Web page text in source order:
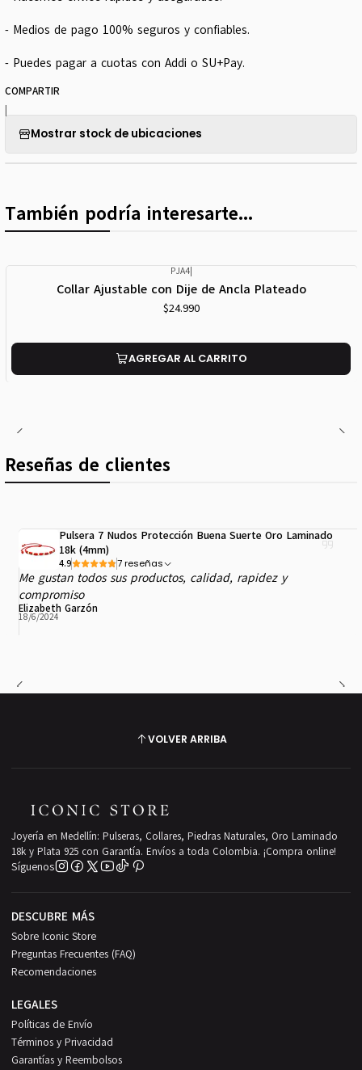
- Medios de pago 100% seguros y confiables.
- Puedes pagar a cuotas con Addi o SU+Pay.
COMPARTIR
|
Mostrar stock de ubicaciones
También podría interesarte...
PJA4|
Collar Ajustable con Dije de Ancla Plateado
$24.990
AGREGAR AL CARRITO
Reseñas de clientes
Pulsera 7 Nudos Protección Buena Suerte Oro Laminado
18k (4mm)
4.9 7 reseñas
Me gustan todos sus productos, calidad, rapidez y
compromiso
Elizabeth Garzón
18/6/2024
VOLVER ARRIBA
Joyería en Medellín: Pulseras, Collares, Piedras Naturales, Oro Laminado
18k y Plata 925 con Garantía. Envíos a toda Colombia. ¡Compra online!
Síguenos
DESCUBRE MÁS
Sobre Iconic Store
Preguntas Frecuentes (FAQ)
Recomendaciones
LEGALES
Políticas de Envío
Términos y Privacidad
Garantías y Reembolsos